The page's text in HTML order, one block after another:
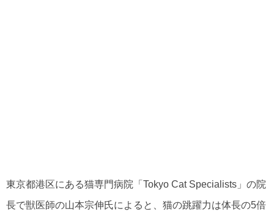
東京都港区にある猫専門病院「Tokyo Cat Specialists」の院
長で獣医師の山本宗伸氏によると、猫の跳躍力は体長の5倍